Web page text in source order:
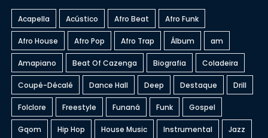
Acapella Acústico Afro Beat Afro Funk
Afro House Afro Pop Afro Trap Álbum am
Amapiano Beat Of Cazenga Biografia Coladeira
Coupé-Décalé Dance Hall Deep Destaque Drill
Folclore Freestyle Funaná Funk Gospel
Gqom Hip Hop House Music Instrumental Jazz